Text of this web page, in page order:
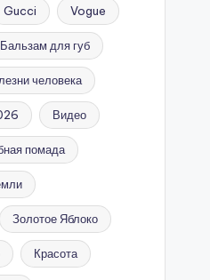
Gucci Vogue
Бальзам для губ
человека
Видео
помада
Золотое Яблоко
Красота